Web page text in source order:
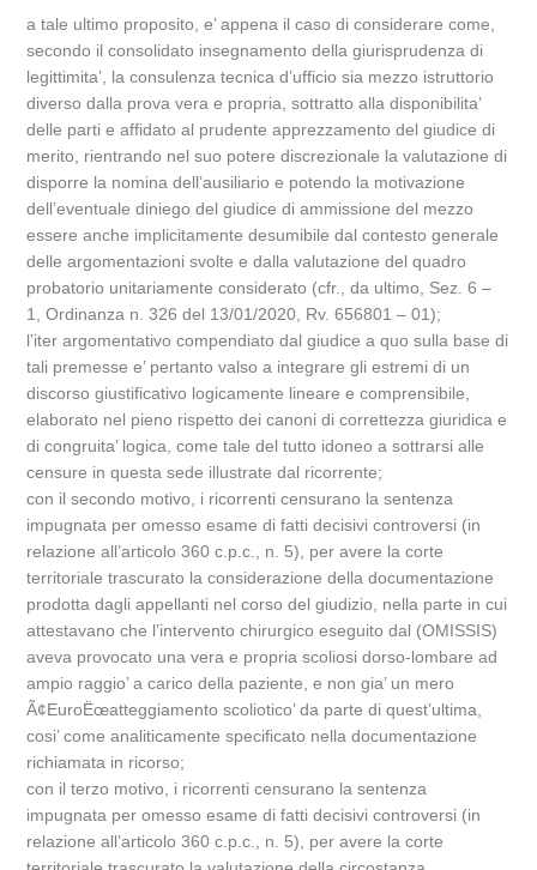
a tale ultimo proposito, e’ appena il caso di considerare come,
secondo il consolidato insegnamento della giurisprudenza di
legittimita’, la consulenza tecnica d’ufficio sia mezzo istruttorio
diverso dalla prova vera e propria, sottratto alla disponibilita’
delle parti e affidato al prudente apprezzamento del giudice di
merito, rientrando nel suo potere discrezionale la valutazione di
disporre la nomina dell’ausiliario e potendo la motivazione
dell’eventuale diniego del giudice di ammissione del mezzo
essere anche implicitamente desumibile dal contesto generale
delle argomentazioni svolte e dalla valutazione del quadro
probatorio unitariamente considerato (cfr., da ultimo, Sez. 6 –
1, Ordinanza n. 326 del 13/01/2020, Rv. 656801 – 01);
l’iter argomentativo compendiato dal giudice a quo sulla base di
tali premesse e’ pertanto valso a integrare gli estremi di un
discorso giustificativo logicamente lineare e comprensibile,
elaborato nel pieno rispetto dei canoni di correttezza giuridica e
di congruita’ logica, come tale del tutto idoneo a sottrarsi alle
censure in questa sede illustrate dal ricorrente;
con il secondo motivo, i ricorrenti censurano la sentenza
impugnata per omesso esame di fatti decisivi controversi (in
relazione all’articolo 360 c.p.c., n. 5), per avere la corte
territoriale trascurato la considerazione della documentazione
prodotta dagli appellanti nel corso del giudizio, nella parte in cui
attestavano che l’intervento chirurgico eseguito dal (OMISSIS)
aveva provocato una vera e propria scoliosi dorso-lombare ad
ampio raggio’ a carico della paziente, e non gia’ un mero
Ã¢EuroËœatteggiamento scoliotico’ da parte di quest’ultima,
cosi’ come analiticamente specificato nella documentazione
richiamata in ricorso;
con il terzo motivo, i ricorrenti censurano la sentenza
impugnata per omesso esame di fatti decisivi controversi (in
relazione all’articolo 360 c.p.c., n. 5), per avere la corte